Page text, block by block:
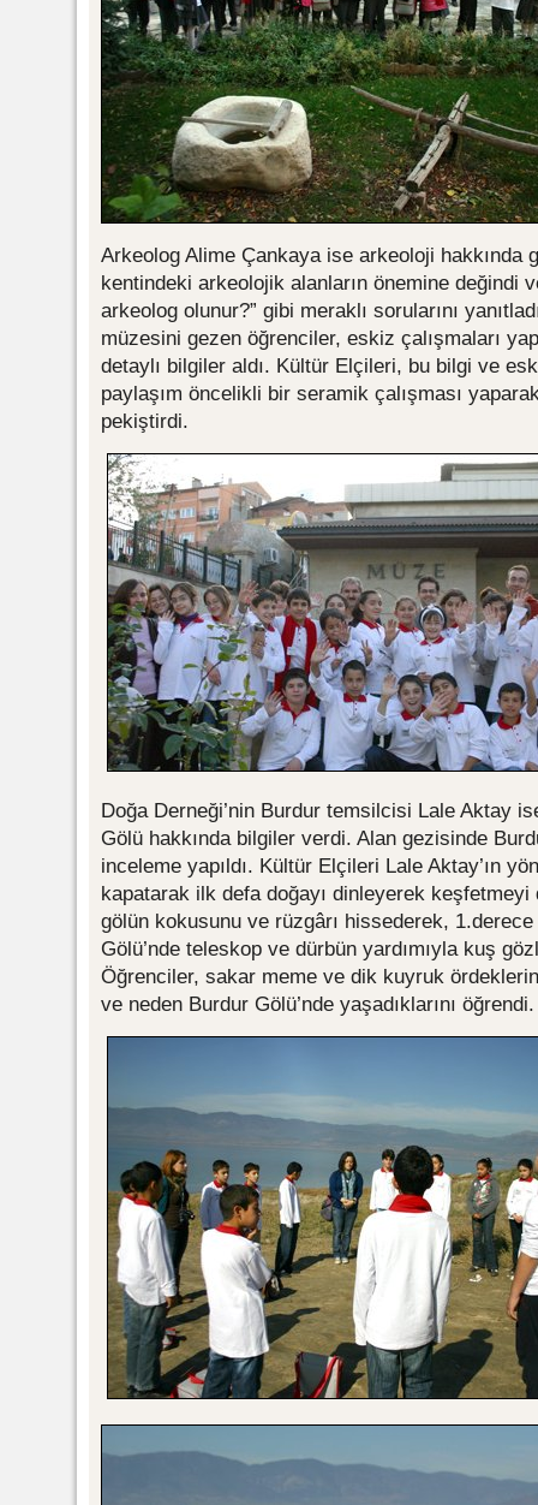
Arkeolog Alime Çankaya ise arkeoloji hakkında
kentindeki arkeolojik alanların önemine değindi
arkeolog olunur?” gibi meraklı sorularını
müzesini gezen öğrenciler, eskiz çalışmaları
detaylı bilgiler aldı. Kültür Elçileri, bu bilgi ve
paylaşım öncelikli bir seramik çalışması
pekiştirdi.
Doğa Derneği’nin Burdur temsilcisi Lale Aktay
Gölü hakkında bilgiler verdi. Alan gezisinde
inceleme yapıldı. Kültür Elçileri Lale Aktay’ın
kapatarak ilk defa doğayı dinleyerek
gölün kokusunu ve rüzgârı hissederek,
Gölü’nde teleskop ve dürbün yardımıyla kuş
Öğrenciler, sakar meme ve dik kuyruk
ve neden Burdur Gölü’nde yaşadıklarını